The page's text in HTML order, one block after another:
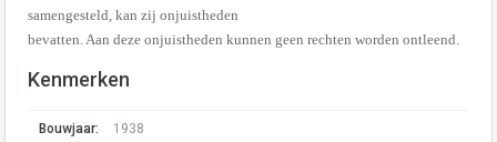
samengesteld, kan zij onjuistheden
bevatten. Aan deze onjuistheden kunnen geen rechten worden ontleend.
Kenmerken
Bouwjaar: 1938